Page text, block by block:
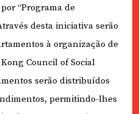
“Programa de
desta iniciativa serão
à organização de
Council of Social
serão distribuídos
permitindo-lhes